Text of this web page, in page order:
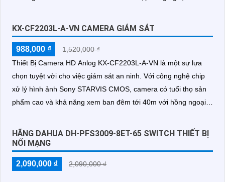
KX-CF2203L-A-VN CAMERA GIÁM SÁT
988,000 ₫
1,520,000 ₫
Thiết Bị Camera HD Anlog KX-CF2203L-A-VN là một sự lựa
chọn tuyệt vời cho việc giám sát an ninh. Với công nghệ chip
xử lý hình ảnh Sony STARVIS CMOS, camera có tuổi thọ sản
phẩm cao và khả năng xem ban đêm tới 40m với hồng ngoại
HÃNG DAHUA DH-PFS3009-8ET-65 SWITCH THIẾT BỊ
NỐI MẠNG
2,090,000 ₫ 2,090,000 ₫